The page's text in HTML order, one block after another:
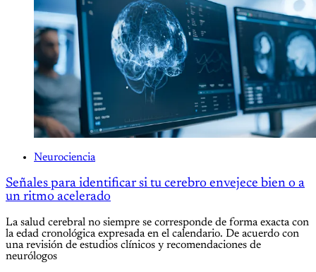
Neurociencia
Señales para identificar si tu cerebro envejece bien o a
un ritmo acelerado
La salud cerebral no siempre se corresponde de forma exacta con
la edad cronológica expresada en el calendario. De acuerdo con
una revisión de estudios clínicos y recomendaciones de
neurólogos